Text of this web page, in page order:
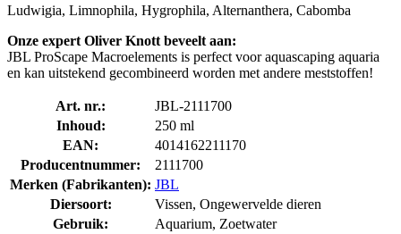
Ludwigia, Limnophila, Hygrophila, Alternanthera, Cabomba
Onze expert Oliver Knott beveelt aan:
JBL ProScape Macroelements is perfect voor aquascaping aquaria
en kan uitstekend gecombineerd worden met andere meststoffen!
Art. nr.:
JBL-2111700
Inhoud:
250 ml
EAN:
4014162211170
Producentnummer:
2111700
Merken (Fabrikanten): JBL
Diersoort:
Vissen, Ongewervelde dieren
Gebruik:
Aquarium, Zoetwater